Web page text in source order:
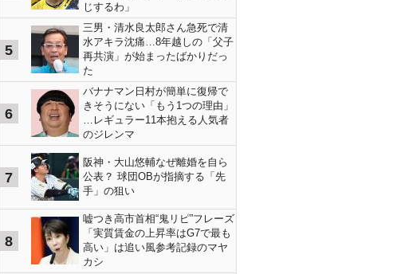
じするわ」
5
三男・清水良太郎さん急死で清
水アキラ沈痛…8年越しの「父子
再共演」が始まったばかりだっ
た
6
バナナマン日村が簡単に復帰で
きそうにない「もう1つの理由」
…レギュラー11本抱える人気者
のジレンマ
7
阪神・大山悠輔なぜ離婚を自ら
公表？ 球団OBが指摘する「先
手」の狙い
8
嘘つき高市首相“鬼リピ”フレーズ
「実質賃金の上昇率はG7で最も
高い」は追い風参考記録のマヤ
カシ